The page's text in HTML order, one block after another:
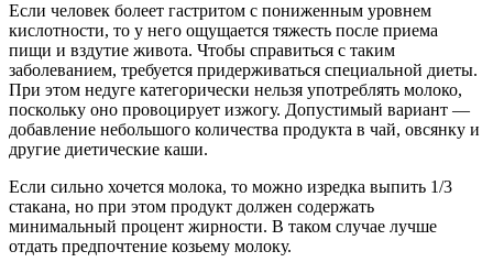
Если человек болеет гастритом с пониженным уровнем
кислотности, то у него ощущается тяжесть после приема
пищи и вздутие живота. Чтобы справиться с таким
заболеванием, требуется придерживаться специальной диеты.
При этом недуге категорически нельзя употреблять молоко,
поскольку оно провоцирует изжогу. Допустимый вариант —
добавление небольшого количества продукта в чай, овсянку и
другие диетические каши.
Если сильно хочется молока, то можно изредка выпить 1/3
стакана, но при этом продукт должен содержать
минимальный процент жирности. В таком случае лучше
отдать предпочтение козьему молоку.